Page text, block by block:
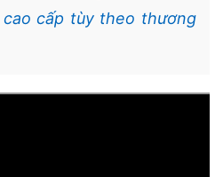
cấp tùy theo thương